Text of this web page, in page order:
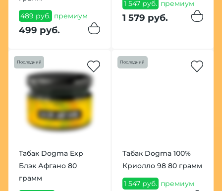
489 руб. премиум
499 руб.
1 547 руб. премиум
1 579 руб.
Последний
Табак Dogma Exp
Блэк Афгано 80
грамм
Последний
Табак Dogma 100%
Криолло 98 80 грамм
1 547 руб. премиум